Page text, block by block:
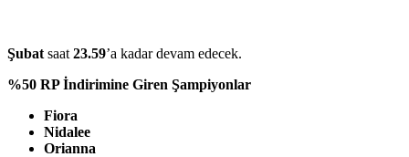
Şubat saat 23.59’a kadar devam edecek.
%50 RP İndirimine Giren Şampiyonlar
Fiora
Nidalee
Orianna